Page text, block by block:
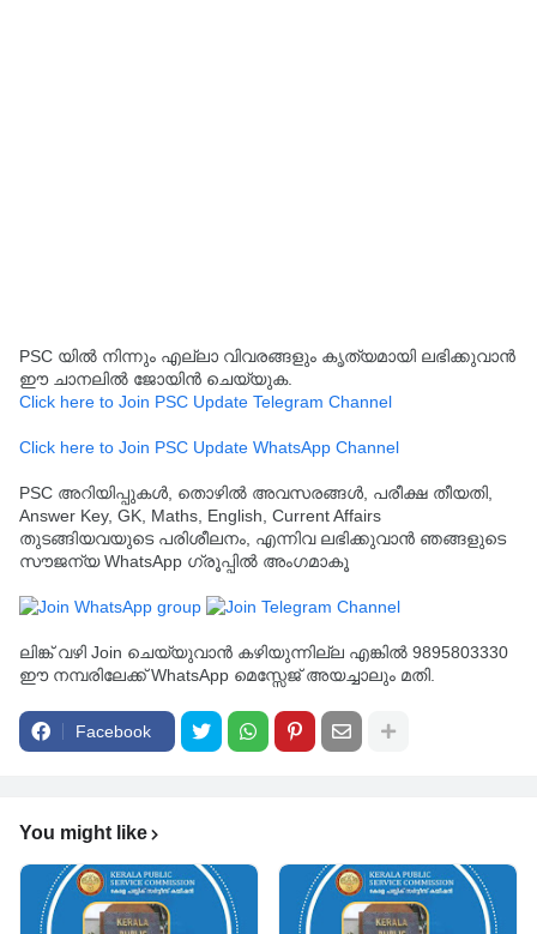
PSC യിൽ നിന്നും എല്ലാ വിവരങ്ങളും കൃത്യമായി ലഭിക്കുവാൻ
ഈ ചാനലിൽ ജോയിൻ ചെയ്യുക.
Click here to Join PSC Update Telegram Channel
Click here to Join PSC Update WhatsApp Channel
PSC അറിയിപ്പുകൾ, തൊഴിൽ അവസരങ്ങൾ, പരീക്ഷ തീയതി,
Answer Key, GK, Maths, English, Current Affairs
തുടങ്ങിയവയുടെ പരിശീലനം, എന്നിവ ലഭിക്കുവാൻ ഞങ്ങളുടെ
സൗജന്യ WhatsApp ഗ്രൂപ്പിൽ അംഗമാകൂ
ലിങ്ക് വഴി Join ചെയ്യുവാൻ കഴിയുന്നില്ല എങ്കിൽ 9895803330
ഈ നമ്പരിലേക്ക് WhatsApp മെസ്സേജ് അയച്ചാലും മതി.
Facebook
You might like